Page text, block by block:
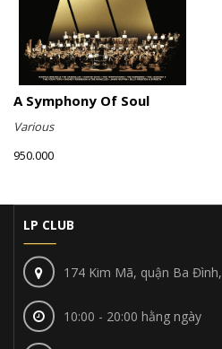
A Symphony Of Soul
Various
950.000
LP CLUB
174 Kim Mã, quận Ba
10:00 - 20:00 hằng ngày